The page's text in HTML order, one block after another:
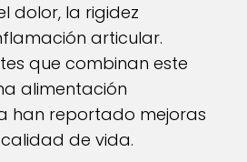
dolor, la rigidez
articular.
que combinan este
alimentación
han reportado mejoras
de vida.